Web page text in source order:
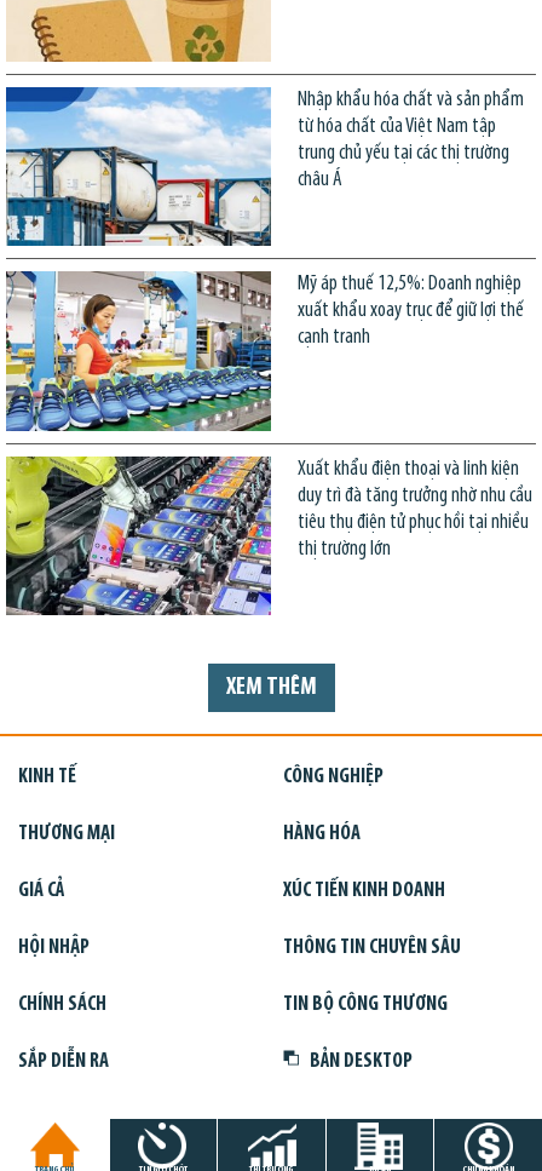
Nhập khẩu hóa chất và sản phẩm
từ hóa chất của Việt Nam tập
trung chủ yếu tại các thị trường
châu Á
Mỹ áp thuế 12,5%: Doanh nghiệp
xuất khẩu xoay trục để giữ lợi thế
cạnh tranh
Xuất khẩu điện thoại và linh kiện
duy trì đà tăng trưởng nhờ nhu cầu
tiêu thụ điện tử phục hồi tại nhiều
thị trường lớn
XEM THÊM
KINH TẾ CÔNG NGHIỆP
THƯƠNG MẠI HÀNG HÓA
GIÁ CẢ XÚC TIẾN KINH DOANH
HỘI NHẬP THÔNG TIN CHUYÊN SÂU
CHÍNH SÁCH TIN BỘ CÔNG THƯƠNG
SẮP DIỄN RA BẢN DESKTOP